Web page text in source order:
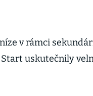
v rámci
uskutečnily